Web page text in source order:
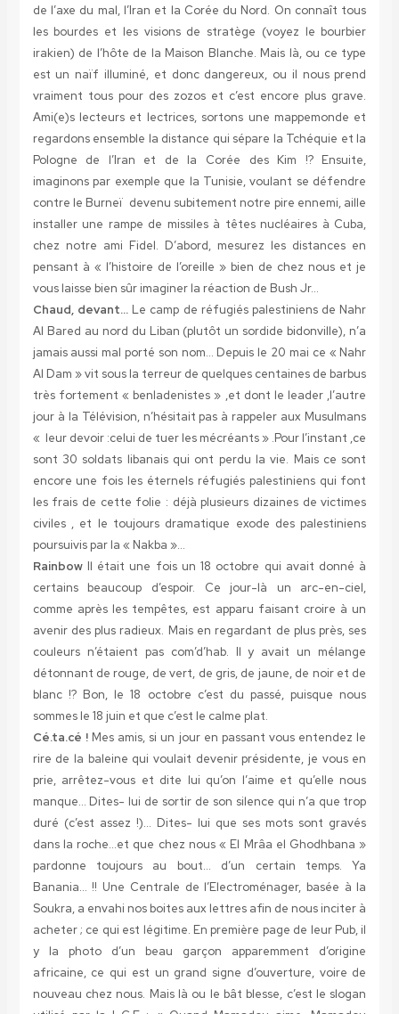
de l’axe du mal, l’Iran et la Corée du Nord. On connaît tous
les bourdes et les visions de stratège (voyez le bourbier
irakien) de l’hôte de la Maison Blanche. Mais là, ou ce type
est un naïf illuminé, et donc dangereux, ou il nous prend
vraiment tous pour des zozos et c’est encore plus grave.
Ami(e)s lecteurs et lectrices, sortons une mappemonde et
regardons ensemble la distance qui sépare la Tchéquie et la
Pologne de l’Iran et de la Corée des Kim !? Ensuite,
imaginons par exemple que la Tunisie, voulant se défendre
contre le Burneï devenu subitement notre pire ennemi, aille
installer une rampe de missiles à têtes nucléaires à Cuba,
chez notre ami Fidel. D’abord, mesurez les distances en
pensant à « l’histoire de l’oreille » bien de chez nous et je
vous laisse bien sûr imaginer la réaction de Bush Jr…
Chaud, devant… Le camp de réfugiés palestiniens de Nahr
Al Bared au nord du Liban (plutôt un sordide bidonville), n’a
jamais aussi mal porté son nom… Depuis le 20 mai ce « Nahr
Al Dam » vit sous la terreur de quelques centaines de barbus
très fortement « benladenistes » ,et dont le leader ,l’autre
jour à la Télévision, n’hésitait pas à rappeler aux Musulmans
« leur devoir :celui de tuer les mécréants » .Pour l’instant ,ce
sont 30 soldats libanais qui ont perdu la vie. Mais ce sont
encore une fois les éternels réfugiés palestiniens qui font
les frais de cette folie : déjà plusieurs dizaines de victimes
civiles , et le toujours dramatique exode des palestiniens
poursuivis par la « Nakba »…
RainbowIl était une fois un 18 octobre qui avait donné à
certains beaucoup d’espoir. Ce jour-là un arc-en-ciel,
comme après les tempêtes, est apparu faisant croire à un
avenir des plus radieux. Mais en regardant de plus près, ses
couleurs n’étaient pas com’d’hab. Il y avait un mélange
détonnant de rouge, de vert, de gris, de jaune, de noir et de
blanc !? Bon, le 18 octobre c’est du passé, puisque nous
sommes le 18 juin et que c’est le calme plat.
Cé.ta.cé !Mes amis, si un jour en passant vous entendez le
rire de la baleine qui voulait devenir présidente, je vous en
prie, arrêtez-vous et dite lui qu’on l’aime et qu’elle nous
manque… Dites- lui de sortir de son silence qui n’a que trop
duré (c’est assez !)… Dites- lui que ses mots sont gravés
dans la roche…et que chez nous « El Mrâa el Ghodhbana »
pardonne toujours au bout… d’un certain temps. Ya
Banania… !! Une Centrale de l’Electroménager, basée à la
Soukra, a envahi nos boites aux lettres afin de nous inciter à
acheter ; ce qui est légitime. En première page de leur Pub, il
y la photo d’un beau garçon apparemment d’origine
africaine, ce qui est un grand signe d’ouverture, voire de
nouveau chez nous. Mais là ou le bât blesse, c’est le slogan